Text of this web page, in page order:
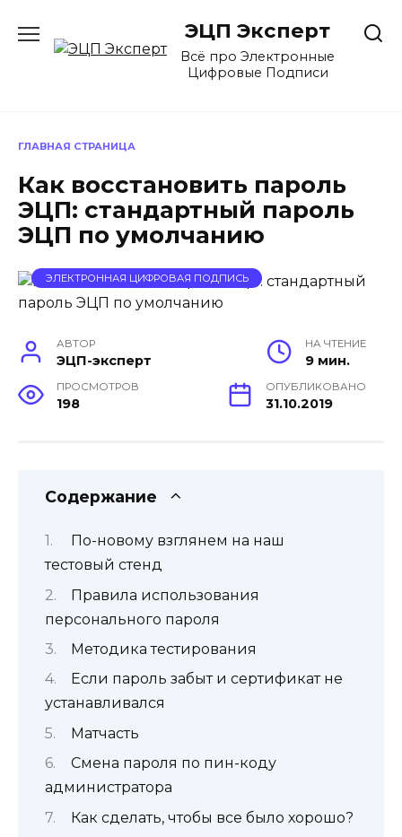
содержанию
ЭЦП Эксперт
Всё про Электронные
Цифровые Подписи
ГЛАВНАЯ СТРАНИЦА
Как восстановить пароль
ЭЦП: стандартный пароль
ЭЦП по умолчанию
ЭЛЕКТРОННАЯ ЦИФРОВАЯ ПОДПИСЬ
АВТОР
ЭЦП-эксперт
НА ЧТЕНИЕ
9 мин.
ПРОСМОТРОВ
198
ОПУБЛИКОВАНО
31.10.2019
Содержание
По-новому взглянем на наш
тестовый стенд
Правила использования
персонального пароля
Методика тестирования
Если пароль забыт и сертификат не
устанавливался
Матчасть
Смена пароля по пин-коду
администратора
Как сделать, чтобы все было хорошо?